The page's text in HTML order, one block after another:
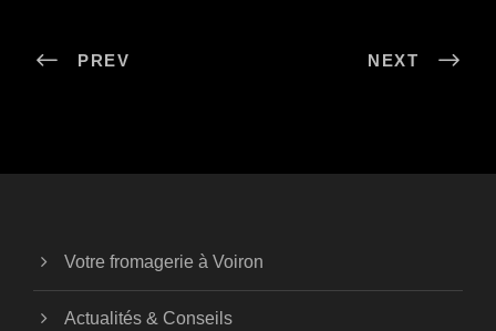
PREV NEXT
Votre fromagerie à Voiron
Actualités & Conseils